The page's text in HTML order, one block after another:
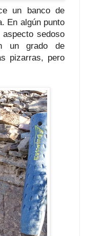
un banco de
En algún punto
sedoso
un grado de
pizarras, pero